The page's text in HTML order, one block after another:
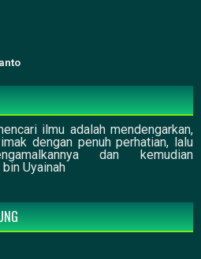
ilmu adalah mendengarkan,
dengan penuh perhatian, lalu
dan kemudian
Uyainah